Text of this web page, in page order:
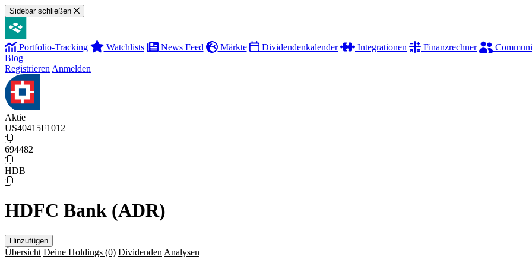
Sidebar schließen
Portfolio-Tracking Watchlists News Feed Märkte Dividendenkalender Integrationen Finanzrechner
Blog
Registrieren Anmelden
Aktie
US40415F1012
694482
HDB
HDFC Bank (ADR)
Hinzufügen
Übersicht Deine Holdings (0) Dividenden Analysen